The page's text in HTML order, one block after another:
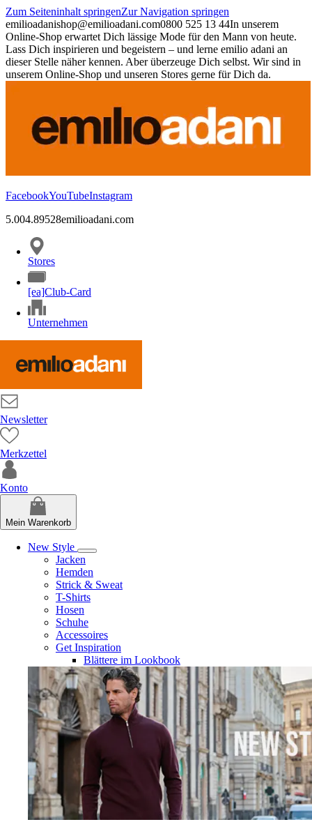
Zum Seiteninhalt springenZur Navigation springen
emilioadanishop@emilioadani.com0800 525 13 44In unserem
Online-Shop erwartet Dich lässige Mode für den Mann von heute.
Lass Dich inspirieren und begeistern – und lerne emilio adani an
dieser Stelle näher kennen. Aber überzeuge Dich selbst. Wir sind in
unserem Online-Shop und unseren Stores gerne für Dich da.
FacebookYouTubeInstagram
5.004.89528emilioadani.com
Stores
[ea]Club-Card
Unternehmen
Newsletter
Merkzettel
Konto
Mein Warenkorb
New Style
Jacken
Hemden
Strick & Sweat
T-Shirts
Hosen
Schuhe
Accessoires
Get Inspiration
Blättere im Lookbook